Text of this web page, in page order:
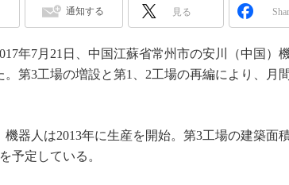
EdgeTech+
AUTOMOTIVE WORLD
車載ソフト開発
ISO26262
無償設計ツー
3Dプリンタ
S＆OP
通知する 見る
年7月21日、中国江蘇省常州市の安川（中国）
。第3工場の増設と第1、2工場の再編により、月
器人は2013年に生産を開始。第3工場の建築面
予定している。